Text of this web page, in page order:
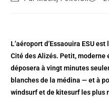
L’aéroport d’Essaouira ESU
Cité des Alizés. Petit,
déposera à vingt minutes
blanches de la médina — et à
windsurf et de kitesurf les plus